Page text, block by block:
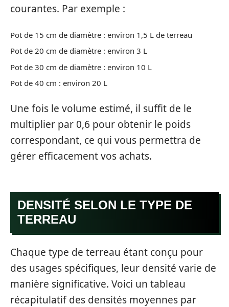
courantes. Par exemple :
Pot de 15 cm de diamètre : environ 1,5 L de terreau
Pot de 20 cm de diamètre : environ 3 L
Pot de 30 cm de diamètre : environ 10 L
Pot de 40 cm : environ 20 L
Une fois le volume estimé, il suffit de le
multiplier par 0,6 pour obtenir le poids
correspondant, ce qui vous permettra de
gérer efficacement vos achats.
DENSITÉ SELON LE TYPE DE
TERREAU
Chaque type de terreau étant conçu pour
des usages spécifiques, leur densité varie de
manière significative. Voici un tableau
récapitulatif des densités moyennes par